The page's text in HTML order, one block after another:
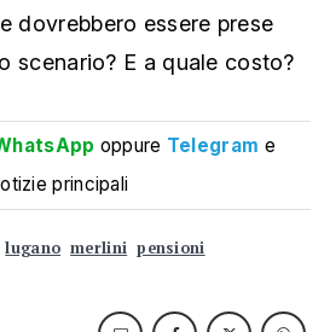
dovrebbero essere prese
scenario? E a quale costo?
oppure Telegram e
principali
lugano merlini pensioni